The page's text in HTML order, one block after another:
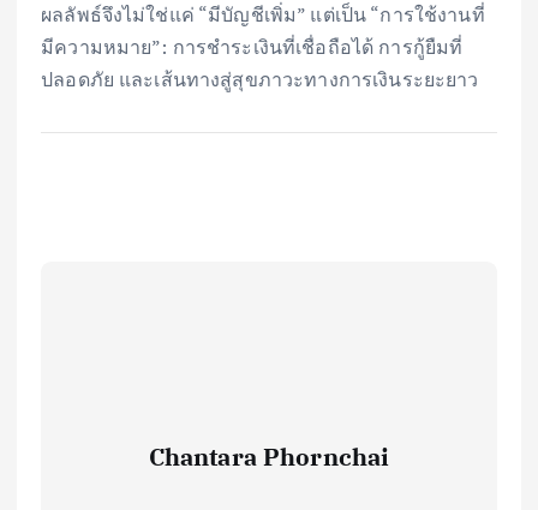
ผลลัพธ์จึงไม่ใช่แค่ “มีบัญชีเพิ่ม” แต่เป็น “การใช้งานที่
มีความหมาย”: การชำระเงินที่เชื่อถือได้ การกู้ยืมที่
ปลอดภัย และเส้นทางสู่สุขภาวะทางการเงินระยะยาว
Chantara Phornchai